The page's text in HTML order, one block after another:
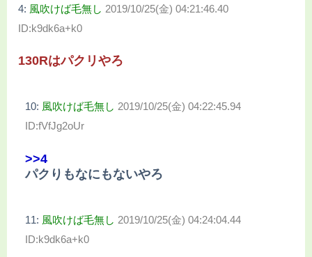
4: 風吹けば毛無し 2019/10/25(金) 04:21:46.40
ID:k9dk6a+k0
130Rはパクリやろ
10: 風吹けば毛無し 2019/10/25(金) 04:22:45.94
ID:fVfJg2oUr
>>4
パクりもなにもないやろ
11: 風吹けば毛無し 2019/10/25(金) 04:24:04.44
ID:k9dk6a+k0